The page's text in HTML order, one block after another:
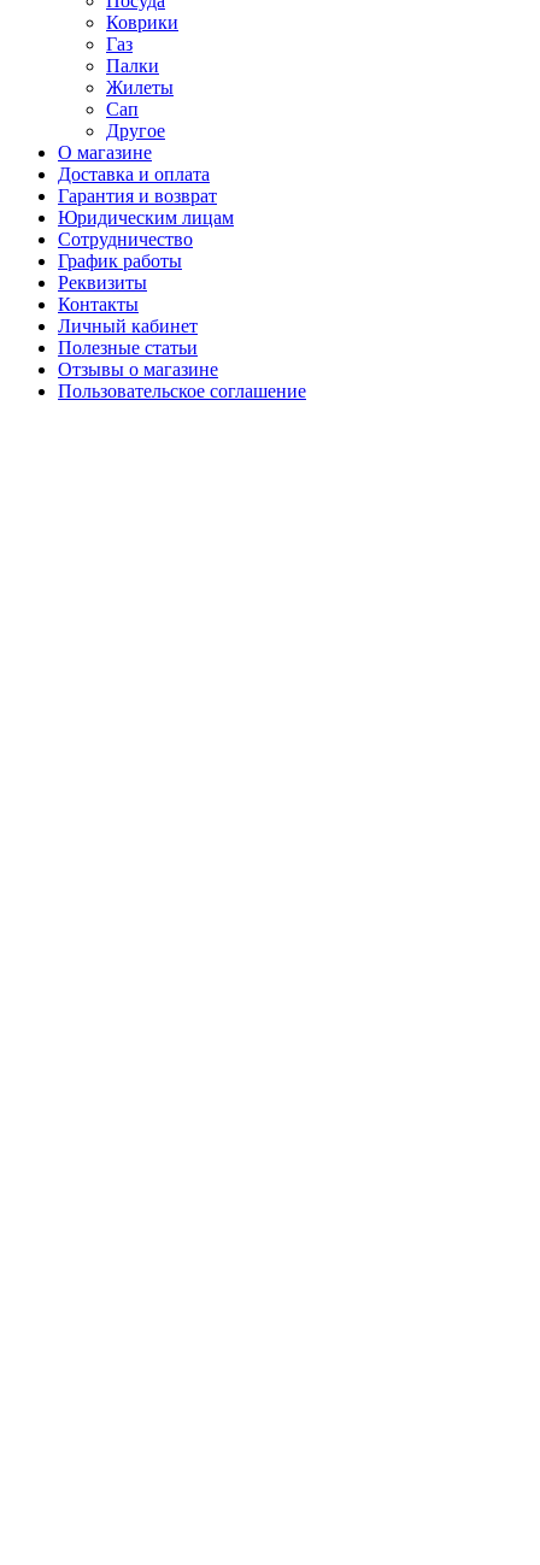
Коврики
Газ
Палки
Жилеты
Сап
Другое
О магазине
Доставка и оплата
Гарантия и возврат
Юридическим лицам
Сотрудничество
График работы
Реквизиты
Контакты
Личный кабинет
Полезные статьи
Отзывы о магазине
Пользовательское соглашение